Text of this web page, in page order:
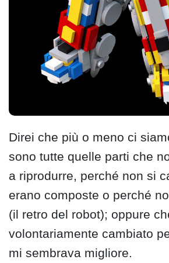
Direi che più o meno ci
sono tutte quelle parti che
a riprodurre, perché non si
erano composte o perché
(il retro del robot); oppure
volontariamente cambiato
mi sembrava migliore.